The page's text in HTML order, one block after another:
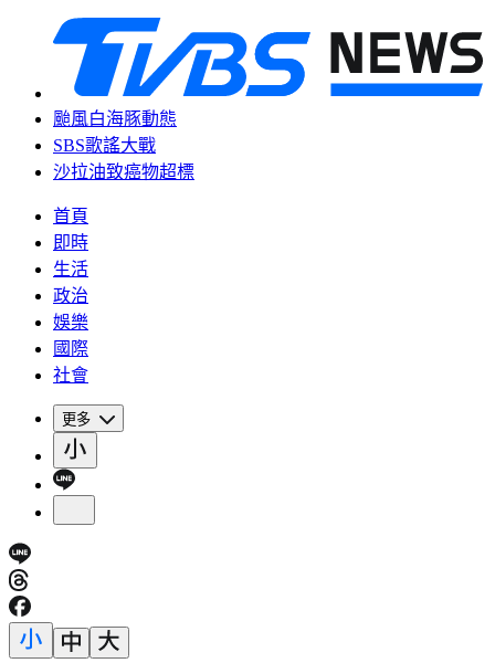
颱風白海豚動態
SBS歌謠大戰
沙拉油致癌物超標
首頁
即時
生活
政治
娛樂
國際
社會
更多